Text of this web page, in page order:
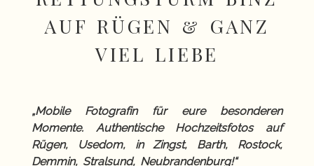
AUF RÜGEN & GANZ
VIEL LIEBE
„Mobile Fotografin für eure besonderen
Momente. Authentische Hochzeitsfotos auf
Rügen, Usedom, in Zingst, Barth, Rostock,
Demmin, Stralsund, Neubrandenburg!“